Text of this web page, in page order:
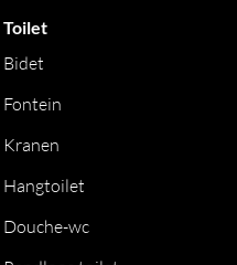
Toilet
Bidet
Fontein
Kranen
Hangtoilet
Douche-wc